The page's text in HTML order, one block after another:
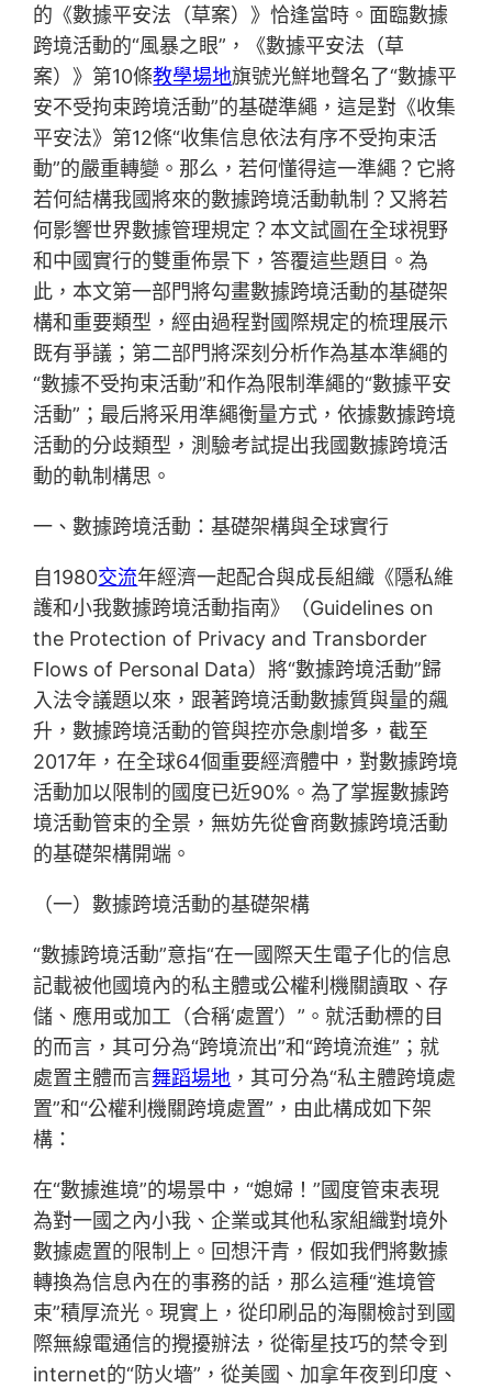
的《數據平安法（草案）》恰逢當時。面臨數據
跨境活動的“風暴之眼”，《數據平安法（草
案）》第10條教學場地旗號光鮮地聲名了“數據平
安不受拘束跨境活動”的基礎準繩，這是對《收集
平安法》第12條“收集信息依法有序不受拘束活
動”的嚴重轉變。那么，若何懂得這一準繩？它將
若何結構我國將來的數據跨境活動軌制？又將若
何影響世界數據管理規定？本文試圖在全球視野
和中國實行的雙重佈景下，答覆這些題目。為
此，本文第一部門將勾畫數據跨境活動的基礎架
構和重要類型，經由過程對國際規定的梳理展示
既有爭議；第二部門將深刻分析作為基本準繩的
“數據不受拘束活動”和作為限制準繩的“數據平安
活動”；最后將采用準繩衡量方式，依據數據跨境
活動的分歧類型，測驗考試提出我國數據跨境活
動的軌制構思。
一、數據跨境活動：基礎架構與全球實行
自1980交流年經濟一起配合與成長組織《隱私維
護和小我數據跨境活動指南》（Guidelines on
the Protection of Privacy and Transborder
Flows of Personal Data）將“數據跨境活動”歸
入法令議題以來，跟著跨境活動數據質與量的飆
升，數據跨境活動的管與控亦急劇增多，截至
2017年，在全球64個重要經濟體中，對數據跨境
活動加以限制的國度已近90%。為了掌握數據跨
境活動管束的全景，無妨先從會商數據跨境活動
的基礎架構開端。
（一）數據跨境活動的基礎架構
“數據跨境活動”意指“在一國際天生電子化的信息
記載被他國境內的私主體或公權利機關讀取、存
儲、應用或加工（合稱‘處置’）”。就活動標的目
的而言，其可分為“跨境流出”和“跨境流進”；就
處置主體而言舞蹈場地 ，其可分為“私主體跨境處
置”和“公權利機關跨境處置”，由此構成如下架
構：
在“數據進境”的場景中，“媳婦！”國度管束表現
為對一國之內小我、企業或其他私家組織對境外
數據處置的限制上。回想汗青，假如我們將數據
轉換為信息內在的事務的話，那么這種“進境管
束”積厚流光。現實上，從印刷品的海關檢討到國
際無線電通信的攪擾辦法，從衛星技巧的禁令到
internet的“防火墻”，從美國、加拿年夜到印度、